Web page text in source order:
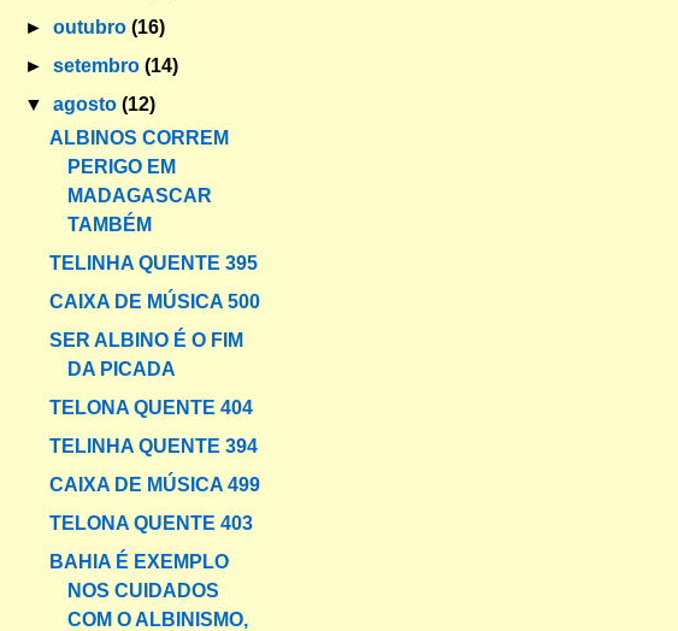
►outubro(16)
►setembro(14)
▼agosto(12)
ALBINOS CORREM
PERIGO EM
MADAGASCAR
TAMBÉM
TELINHA QUENTE 395
CAIXA DE MÚSICA 500
SER ALBINO É O FIM
DA PICADA
TELONA QUENTE 404
TELINHA QUENTE 394
CAIXA DE MÚSICA 499
TELONA QUENTE 403
BAHIA É EXEMPLO
NOS CUIDADOS
COM O ALBINISMO,